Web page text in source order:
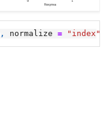
, normalize = "index"